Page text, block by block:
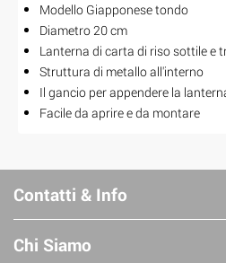
Modello Giapponese tondo
Diametro 20 cm
Lanterna di carta di riso sottile e
Struttura di metallo all'interno
Il gancio per appendere la
Facile da aprire e da montare
Contatti & Info
Chi Siamo